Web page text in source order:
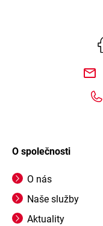
O společnosti
O nás
Naše služby
Aktuality